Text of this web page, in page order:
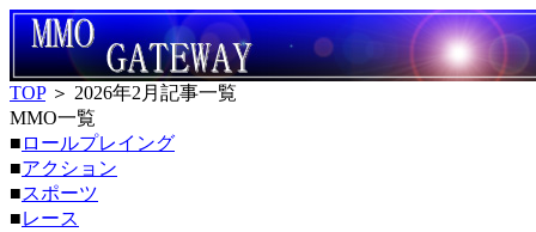
TOP＞ 2026年2月記事一覧
MMO一覧
■ ロールプレイング
■アクション
■スポーツ
■レース